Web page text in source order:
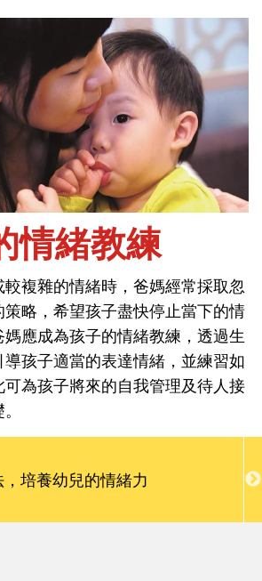
緒-情緒
情緒教練
複雜的情緒時，爸媽經常採取忽
略，希望孩子盡快停止當下的情
應成為孩子的情緒教練，透過生
孩子適當的表達情緒，並練習如
為孩子將來的自我管理及待人接
培養幼兒的情緒力
情緒教練
複雜的情緒時，爸媽經常採取忽
略，希望孩子盡快停止當下的情
應成為孩子的情緒教練，透過生
。